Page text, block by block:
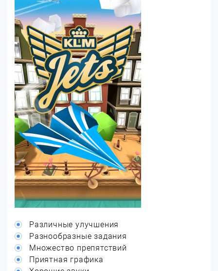
Различные улучшения
Разнообразные задания
Множество препятствий
Приятная графика